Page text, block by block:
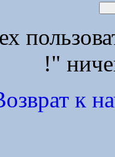
!"
к